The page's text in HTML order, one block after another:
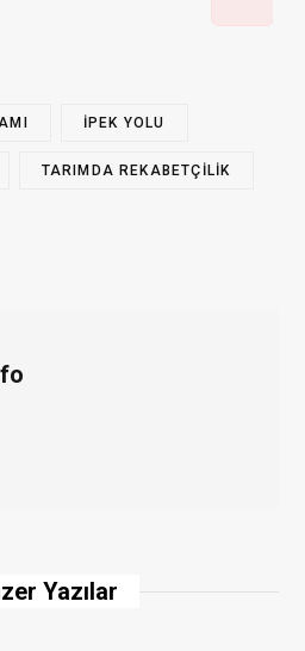
IPEK YOLU
TARIMDA REKABETÇILIK
Yazılar